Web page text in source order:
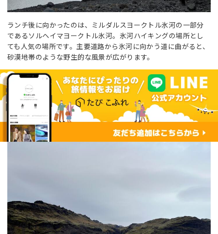
ランチ後に向かったのは、ミルダルスヨークトル氷河の一部分
であるソルヘイマヨークトル氷河。氷河ハイキングの場所とし
ても人気の場所です。主要道路から氷河に向かう道に曲がると、
砂漠地帯のような野生的な風景が広がります。